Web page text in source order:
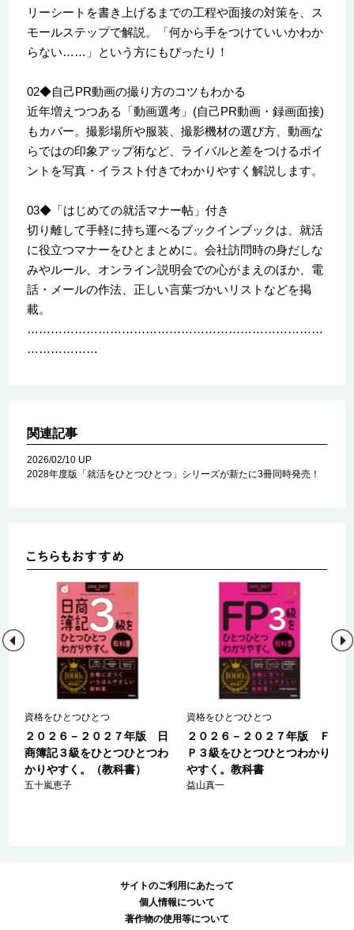
リーシートを書き上げるまでの工程や面接の対策を、ス
モールステップで解説。「何から手をつけていいかわか
らない……」という方にもぴったり！
02◆自己PR動画の撮り方のコツもわかる
近年増えつつある「動画選考」(自己PR動画・録画面接)
もカバー。撮影場所や服装、撮影機材の選び方、動画な
らではの印象アップ術など、ライバルと差をつけるポイ
ントを写真・イラスト付きでわかりやすく解説します。
03◆「はじめての就活マナー帖」付き
切り離して手軽に持ち運べるブックインブックは、就活
に役立つマナーをひとまとめに。会社訪問時の身だしな
みやルール、オンライン説明会での心がまえのほか、電
話・メールの作法、正しい言葉づかいリストなどを掲
載。
…………………………………………………………………
………………
関連記事
2026/02/10 UP
2028年度版「就活をひとつひとつ」シリーズが新たに3冊同時発売！
資格をひとつひとつ
２０２６－２０２７年版 日
商簿記３級をひとつひとつわ
かりやすく。（教科書）
五十嵐恵子
資格をひとつひとつ
２０２６－２０２７年版 Ｆ
Ｐ３級をひとつひとつわかり
やすく。教科書
益山真一
サイトのご利用にあたって
個人情報について
著作物の使用等について